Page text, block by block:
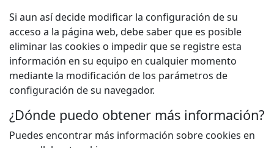
Si aun así decide modificar la configuración de su
acceso a la página web, debe saber que es posible
eliminar las cookies o impedir que se registre esta
información en su equipo en cualquier momento
mediante la modificación de los parámetros de
configuración de su navegador.
¿Dónde puedo obtener más información?
Puedes encontrar más información sobre cookies en